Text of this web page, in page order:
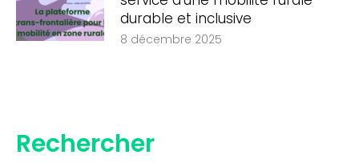
durable et inclusive
8 décembre 2025
Rechercher